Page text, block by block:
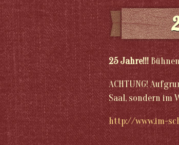
25 Jahre!!!
ACHTUNG!
Saal, sondern im
http://www.im-